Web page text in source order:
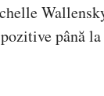
până